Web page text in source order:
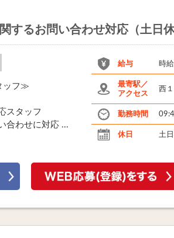
するお問い合わせ対応（土日休
ッフ≫
スタッフ
合わせに対応 ...
給与 時
最寄駅／
アクセス
西
勤務時間
休日 土